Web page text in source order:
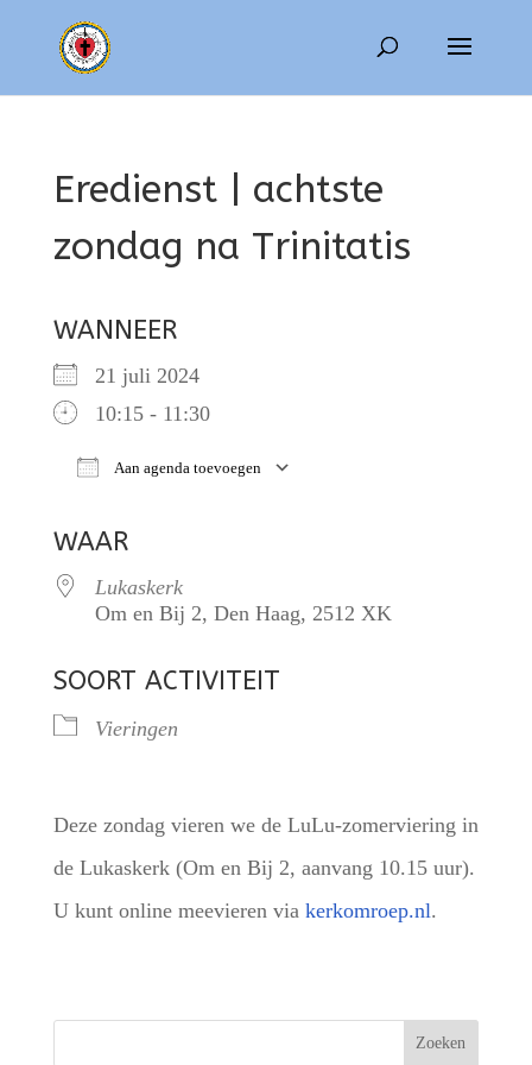
Eredienst | achtste
zondag na Trinitatis
WANNEER
21 juli 2024
10:15 - 11:30
Aan agenda toevoegen
WAAR
Lukaskerk
Om en Bij 2, Den Haag, 2512 XK
SOORT ACTIVITEIT
Vieringen
Deze zondag vieren we de LuLu-zomerviering in
de Lukaskerk (Om en Bij 2, aanvang 10.15 uur).
U kunt online meevieren via kerkomroep.nl.